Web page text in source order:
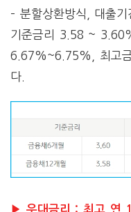
– 분할상환방식, 대출
기준금리 3.58 ~
6.67%~6.75%, 최고
다.